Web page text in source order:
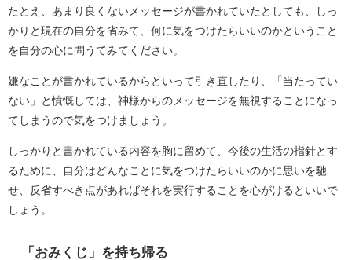
たとえ、あまり良くないメッセージが書かれていたとしても、しっ
かりと現在の自分を省みて、何に気をつけたらいいのかということ
を自分の心に問うてみてください。
嫌なことが書かれているからといって引き直したり、「当たってい
ない」と憤慨しては、神様からのメッセージを無視することになっ
てしまうので気をつけましょう。
しっかりと書かれている内容を胸に留めて、今後の生活の指針とす
るために、自分はどんなことに気をつけたらいいのかに思いを馳
せ、反省すべき点があればそれを実行することを心がけるといいで
しょう。
「おみくじ」を持ち帰る